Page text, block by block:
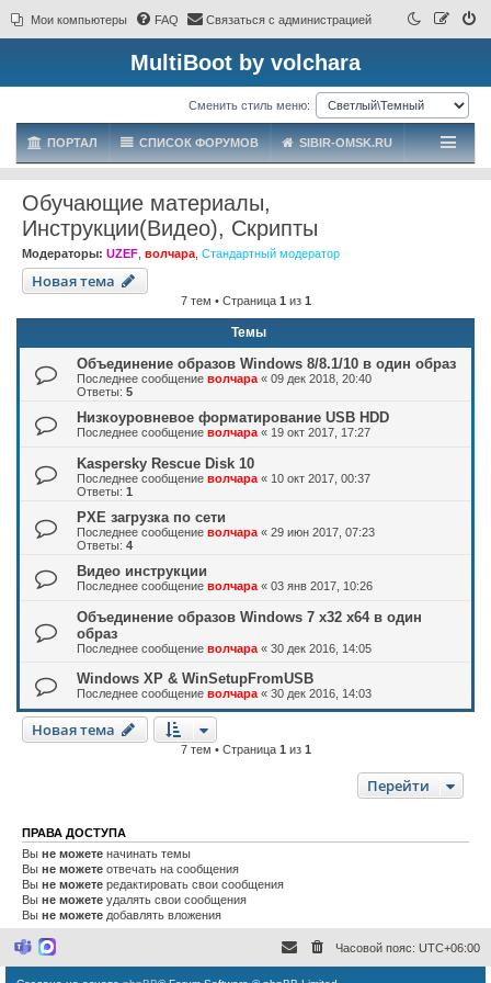
Мои компьютеры FAQ Связаться с администрацией
MultiBoot by volchara
Сменить стиль меню:
ПОРТАЛ СПИСОК ФОРУМОВ SIBIR-OMSK.RU
Обучающие материалы,
Инструкции(Видео), Скрипты
Модераторы: UZEF волчара Стандартный модератор
Новая тема
7 тем • Страница 1 из 1
Темы
Объединение образов Windows 8/8.1/10 в один образ
Последнее сообщение волчара « 09 дек 2018, 20:40
Ответы: 5
Низкоуровневое форматирование USB HDD
Последнее сообщение волчара « 19 окт 2017, 17:27
Kaspersky Rescue Disk 10
Последнее сообщение волчара « 10 окт 2017, 00:37
Ответы: 1
PXE загрузка по сети
Последнее сообщение волчара « 29 июн 2017, 07:23
Ответы: 4
Видео инструкции
Последнее сообщение волчара « 03 янв 2017, 10:26
Объединение образов Windows 7 x32 x64 в один
образ
Последнее сообщение волчара « 30 дек 2016, 14:05
Windows XP & WinSetupFromUSB
Последнее сообщение волчара « 30 дек 2016, 14:03
Новая тема
7 тем • Страница 1 из 1
Перейти
ПРАВА ДОСТУПА
Вы не можете начинать темы
Вы не можете отвечать на сообщения
Вы не можете редактировать свои сообщения
Вы не можете удалять свои сообщения
Вы не можете добавлять вложения
M
M
Часовой пояс: UTC+06:00